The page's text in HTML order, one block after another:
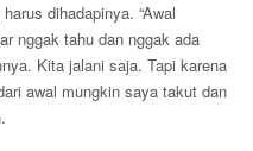
dihadapinya. “Awal
nggak tahu dan nggak ada
Kita jalani saja. Tapi karena
awal mungkin saya takut dan